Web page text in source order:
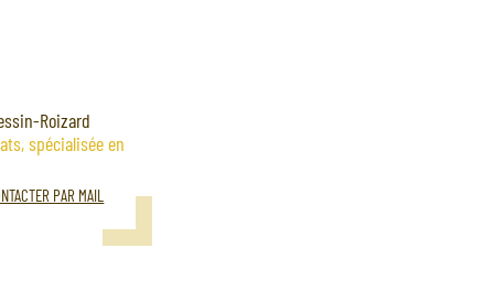
Roizard
spécialisée en
PAR MAIL